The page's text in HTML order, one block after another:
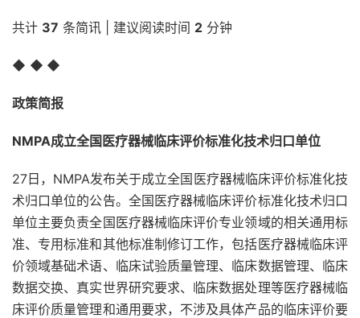
共计 37 条简讯 | 建议阅读时间 2 分钟
◆ ◆ ◆
政策简报
NMPA成立全国医疗器械临床评价标准化技术归口单位
27日，NMPA发布关于成立全国医疗器械临床评价标准化技
术归口单位的公告。全国医疗器械临床评价标准化技术归口
单位主要负责全国医疗器械临床评价专业领域的相关通用标
准、专用标准和其他标准制修订工作，包括医疗器械临床评
价领域基础术语、临床试验质量管理、临床数据管理、临床
数据交换、真实世界研究要求、临床数据处理等医疗器械临
床评价质量管理和通用要求，不涉及具体产品的临床评价要